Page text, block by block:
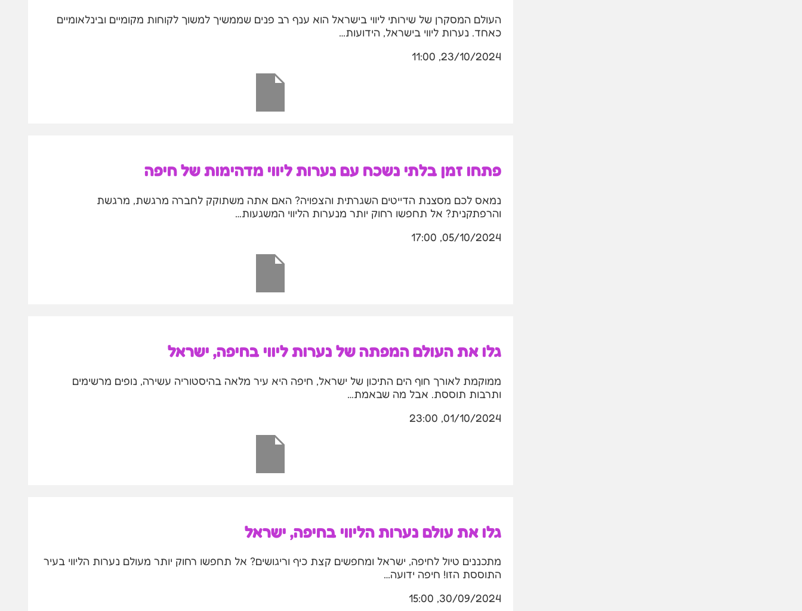
העולם המסקרן של שירותי ליווי בישראל הוא ענף רב פנים שממשיך למשוך לקוחות מקומיים ובינלאומיים
כאחד. נערות ליווי בישראל, הידועות…
23/10/2024, 11:00
פתחו זמן בלתי נשכח עם נערות ליווי מדהימות של חיפה
נמאס לכם מסצנת הדייטים השגרתית והצפויה? האם אתה משתוקק לחברה מרגשת, מרגשת
והרפתקנית? אל תחפשו רחוק יותר מנערות הליווי המשגעות…
05/10/2024, 17:00
גלו את העולם המפתה של נערות ליווי בחיפה, ישראל
ממוקמת לאורך חוף הים התיכון של ישראל, חיפה היא עיר מלאה בהיסטוריה עשירה, נופים מרשימים
ותרבות תוססת. אבל מה שבאמת…
01/10/2024, 23:00
גלו את עולם נערות הליווי בחיפה, ישראל
מתכננים טיול לחיפה, ישראל ומחפשים קצת כיף וריגושים? אל תחפשו רחוק יותר מעולם נערות הליווי בעיר
התוססת הזו! חיפה ידועה…
30/09/2024, 15:00